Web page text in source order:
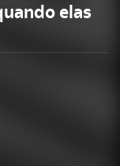
elas